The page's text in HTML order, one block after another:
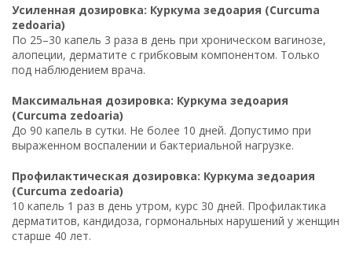
Усиленная дозировка: Куркума зедоария (Curcuma
zedoaria)
По 25–30 капель 3 раза в день при хроническом вагинозе,
алопеции, дерматите с грибковым компонентом. Только
под наблюдением врача.
Максимальная дозировка: Куркума зедоария
(Curcuma zedoaria)
До 90 капель в сутки. Не более 10 дней. Допустимо при
выраженном воспалении и бактериальной нагрузке.
Профилактическая дозировка: Куркума зедоария
(Curcuma zedoaria)
10 капель 1 раз в день утром, курс 30 дней. Профилактика
дерматитов, кандидоза, гормональных нарушений у женщин
старше 40 лет.